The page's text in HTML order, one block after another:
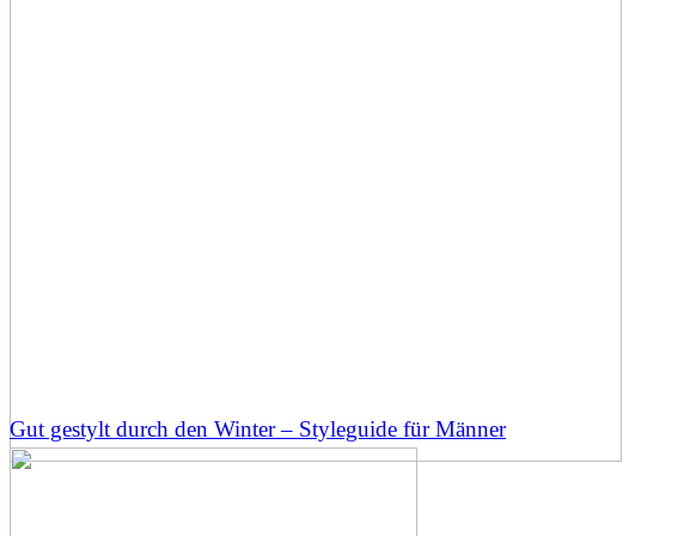
Gut gestylt durch den Winter – Styleguide für Männer